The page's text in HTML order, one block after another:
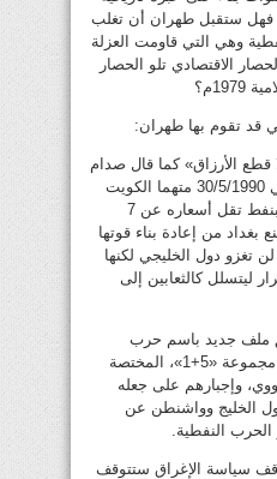
ستقبل طهران أن تغلب
وهي التي قاومت العزلة
الاقتصادي تلو الحصار
قد تقوم بها طهران:
قطع الأرزاق» كما قال صدام
في مؤتمر القمة العربي في 30/5/1990 متهما الكويت
والإمارات بإغراق الأسواق بنفط تقل أسعاره عن 7
بغداد من إعادة بناء قوتها
تغزو دول الخليجي لكنها
ليتسلل كالثعابين إلى
ملف جديد باسم حرب
أسعار النفط، وعرضه على مجموعة «5+1»، المختصة
وإجبارهم على جعله
الخليج وواشنطن عن
الحرب النفطية.
سياسة الإغراق ستتوقف